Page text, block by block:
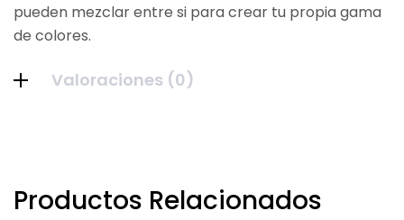
pueden mezclar entre si para crear tu propia gama
de colores.
Valoraciones (0)
Productos Relacionados